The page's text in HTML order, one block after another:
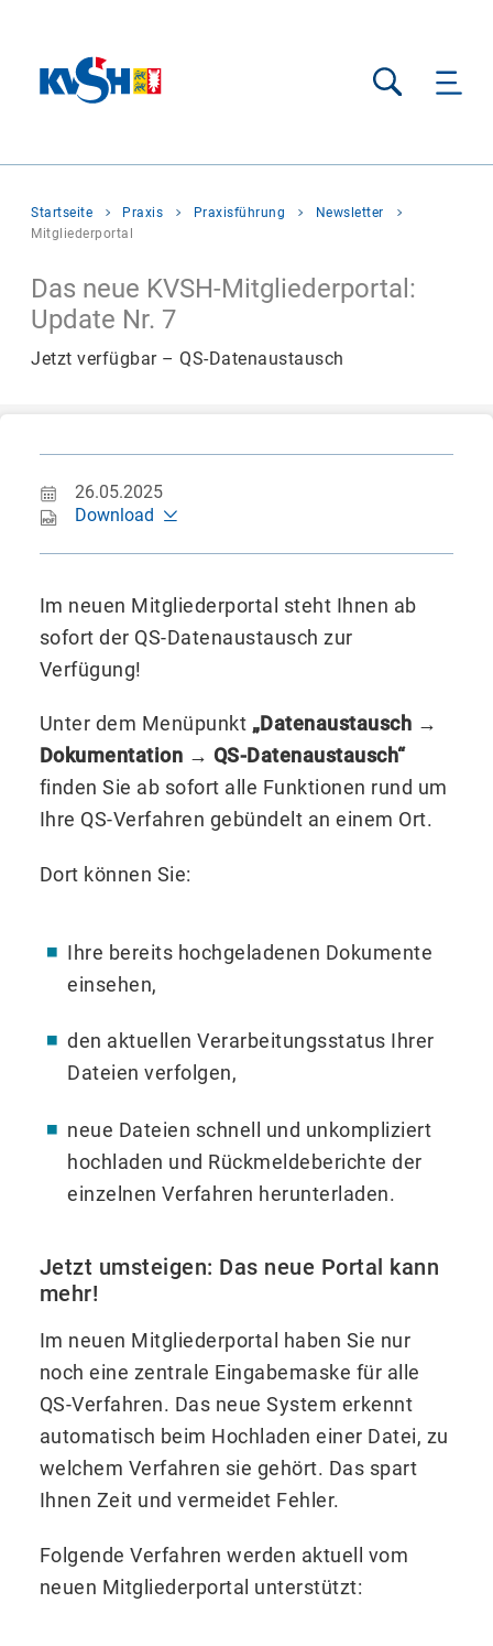
Suche
Sie
befinden
Startseite Praxis Praxisführung
Newsletter
Mitgliederportal
Das neue KVSH-Mitgliederportal:
Update Nr. 7
Jetzt verfügbar – QS-Datenaustausch
26.05.2025
Download
Im neuen Mitgliederportal steht Ihnen ab
sofort der QS-Datenaustausch zur
Verfügung!
Unter dem Menüpunkt „Datenaustausch →
Dokumentation → QS-Datenaustausch“
finden Sie ab sofort alle Funktionen rund um
Ihre QS-Verfahren gebündelt an einem Ort.
Dort können Sie:
Ihre bereits hochgeladenen Dokumente
einsehen,
den aktuellen Verarbeitungsstatus Ihrer
Dateien verfolgen,
neue Dateien schnell und unkompliziert
hochladen und Rückmeldeberichte der
einzelnen Verfahren herunterladen.
Jetzt umsteigen: Das neue Portal kann
mehr!
Im neuen Mitgliederportal haben Sie nur
noch eine zentrale Eingabemaske für alle
QS-Verfahren. Das neue System erkennt
automatisch beim Hochladen einer Datei, zu
welchem Verfahren sie gehört. Das spart
Ihnen Zeit und vermeidet Fehler.
Folgende Verfahren werden aktuell vom
neuen Mitgliederportal unterstützt: